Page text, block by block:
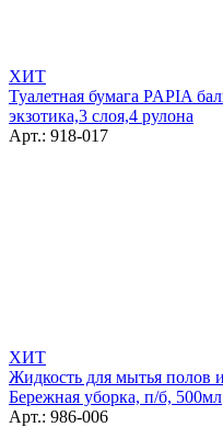
ХИТ
Туалетная бумага PAPIA
экзотика,3 слоя,4 рулона
Арт.: 918-017
ХИТ
Жидкость для мытья полов
Бережная уборка, п/б, 500мл
Арт.: 986-006